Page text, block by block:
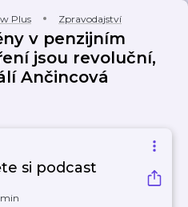
Plus Zpravodajství
v penzijním
jsou revoluční,
Ančincová
si podcast